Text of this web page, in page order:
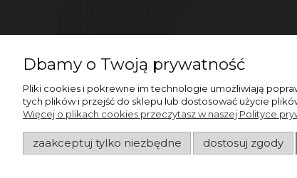
Dbamy o Twoją prywatność
Pliki cookies i pokrewne im technologie umożliwiają
tych plików i przejść do sklepu lub dostosować użycie
Więcej o plikach cookies przeczytasz w naszej Polityce
zaakceptuj tylko niezbędne dostosuj zgody